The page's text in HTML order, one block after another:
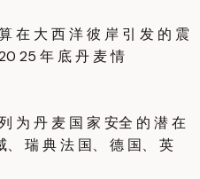
在 大 西 洋 彼 岸 引 发 的 震
25 年 底 丹 麦 情
为 丹 麦 国 家 安全 的 潜 在
、 瑞 典 法 国、 德 国、 英